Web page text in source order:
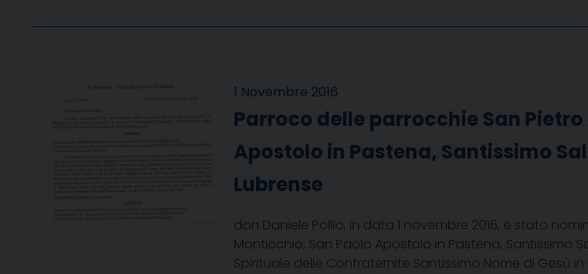
1 Novembre 2016
Parroco delle parrocchie San
Apostolo in Pastena, Santissimo
Lubrense
don Daniele Pollio, in data 1 novembre 2016, è stato
Monticchio, San Paolo Apostolo in Pastena, Santissimo
Spirituale delle Confraternite Santissimo Nome di Gesù